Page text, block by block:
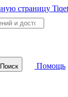
Поиск
Помощь